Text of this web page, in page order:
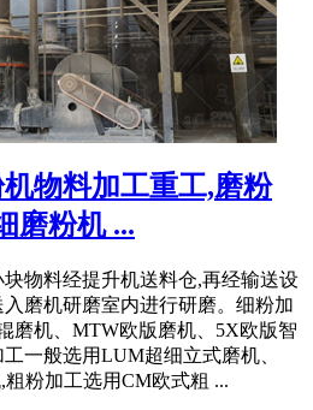
物料加工重工,磨粉
磨粉机 ...
物料经提升机送料仓,再经输送设
磨机研磨室内进行研磨。细粉加
磨机、MTW欧版磨机、5X欧版智
一般选用LUM超细立式磨机、
粉加工选用CM欧式粗 ...